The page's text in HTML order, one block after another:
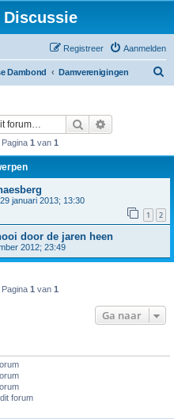
Discussie
Aanmelden
Registreer
Dambond Damverenigingen
Zoek
1 van 1
29 januari 2013; 13:30
1 2
door de jaren heen
2012; 23:49
1 van 1
Ga naar
forum